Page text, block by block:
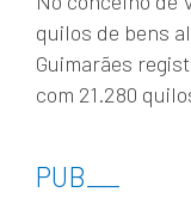
quilos de bens
Guimarães
com 21.280
PUB